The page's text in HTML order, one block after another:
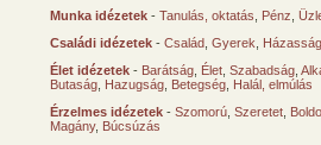
Munka idézetek - Tanulás, oktatás Pénz
Családi idézetek - Család Gyerek
Élet idézetek - Barátság Élet Szabadság
Butaság Hazugság Betegség Halál, elmúlás
Érzelmes idézetek - Szomorú Szeretet
Magány, Búcsúzás